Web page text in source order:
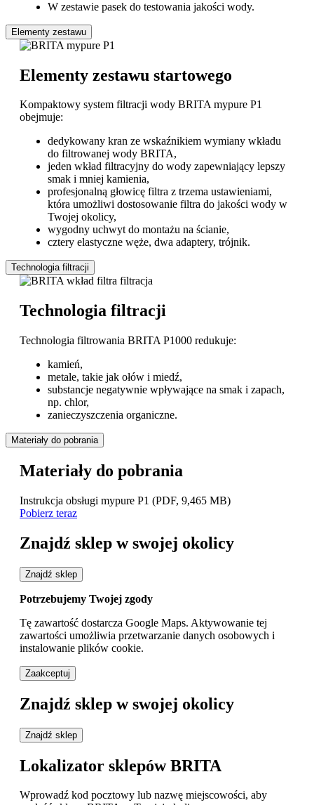
W zestawie pasek do testowania jakości wody.
Elementy zestawu
Elementy zestawu startowego
Kompaktowy system filtracji wody BRITA mypure P1
obejmuje:
dedykowany kran ze wskaźnikiem wymiany wkładu
do filtrowanej wody BRITA,
jeden wkład filtracyjny do wody zapewniający lepszy
smak i mniej kamienia,
profesjonalną głowicę filtra z trzema ustawieniami,
która umożliwi dostosowanie filtra do jakości wody w
Twojej okolicy,
wygodny uchwyt do montażu na ścianie,
cztery elastyczne węże, dwa adaptery, trójnik.
Technologia filtracji
Technologia filtracji
Technologia filtrowania BRITA P1000 redukuje:
kamień,
metale, takie jak ołów i miedź,
substancje negatywnie wpływające na smak i zapach,
np. chlor,
zanieczyszczenia organiczne.
Materiały do pobrania
Materiały do pobrania
Instrukcja obsługi mypure P1 (PDF, 9,465 MB)
Pobierz teraz
Znajdź sklep w swojej okolicy
Znajdź sklep
Potrzebujemy Twojej zgody
Tę zawartość dostarcza Google Maps. Aktywowanie tej
zawartości umożliwia przetwarzanie danych osobowych i
instalowanie plików cookie.
Zaakceptuj
Znajdź sklep w swojej okolicy
Znajdź sklep
Lokalizator sklepów BRITA
Wprowadź kod pocztowy lub nazwę miejscowości, aby